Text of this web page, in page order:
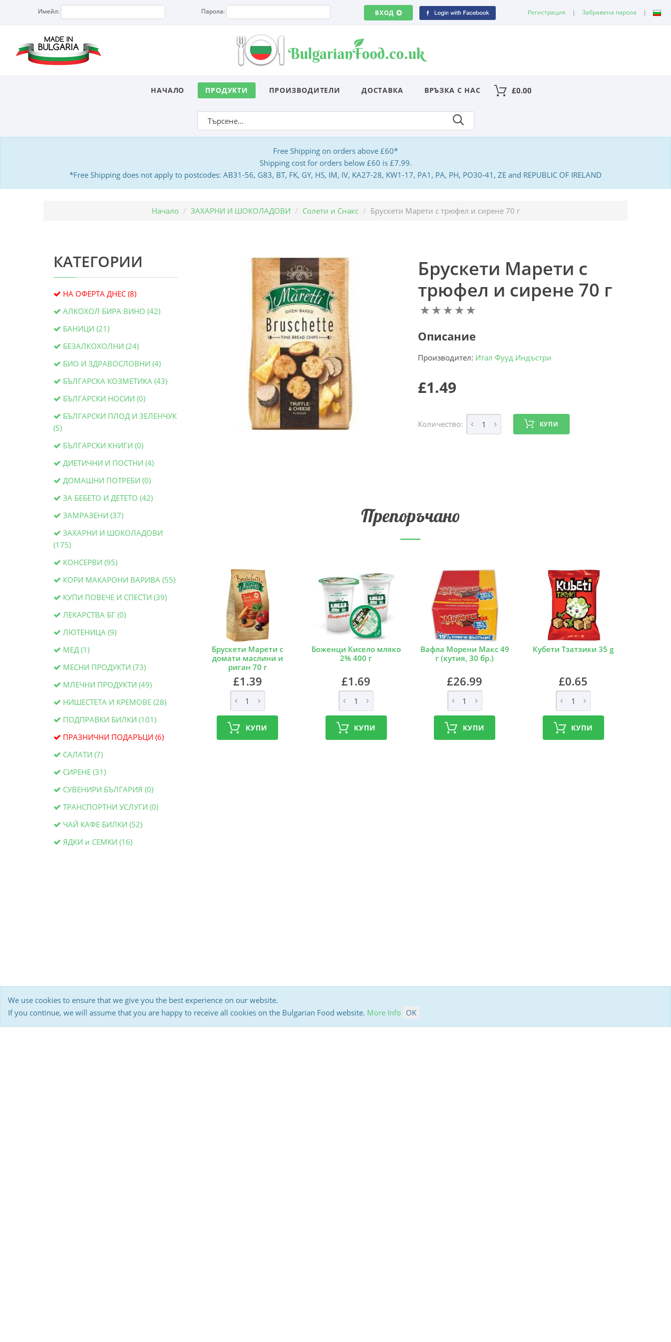
Имейл: Парола: ВХОД Регистрация | Забравена парола |
НАЧАЛО ПРОДУКТИ ПРОИЗВОДИТЕЛИ ДОСТАВКА ВРЪЗКА С НАС £0.00
Free Shipping on orders above £60*
Shipping cost for orders below £60 is £7.99.
*Free Shipping does not apply to postcodes: AB31-56, G83, BT, FK, GY, HS, IM, IV, KA27-28, KW1-17, PA1, PA, PH, PO30-41, ZE and REPUBLIC OF IRELAND
Начало ЗАХАРНИ И ШОКОЛАДОВИ Солети и Снакс Брускети Марети с трюфел и сирене 70 г
КАТЕГОРИИ
НА ОФЕРТА ДНЕС (8)
АЛКОХОЛ БИРА ВИНО (42)
БАНИЦИ (21)
БЕЗАЛКОХОЛНИ (24)
БИО И ЗДРАВОСЛОВНИ (4)
БЪЛГАРСКА КОЗМЕТИКА (43)
БЪЛГАРСКИ НОСИИ (0)
БЪЛГАРСКИ ПЛОД И ЗЕЛЕНЧУК
(5)
БЪЛГАРСКИ КНИГИ (0)
ДИЕТИЧНИ И ПОСТНИ (4)
ДОМАШНИ ПОТРЕБИ (0)
ЗА БЕБЕТО И ДЕТЕТО (42)
ЗАМРАЗЕНИ (37)
ЗАХАРНИ И ШОКОЛАДОВИ
(175)
КОНСЕРВИ (95)
КОРИ МАКАРОНИ ВАРИВА (55)
КУПИ ПОВЕЧЕ И СПЕСТИ (39)
ЛЕКАРСТВА БГ (0)
ЛЮТЕНИЦА (9)
МЕД (1)
МЕСНИ ПРОДУКТИ (73)
МЛЕЧНИ ПРОДУКТИ (49)
НИШЕСТЕТА И КРЕМОВЕ (28)
ПОДПРАВКИ БИЛКИ (101)
ПРАЗНИЧНИ ПОДАРЪЦИ (6)
САЛАТИ (7)
СИРЕНЕ (31)
СУВЕНИРИ БЪЛГАРИЯ (0)
ТРАНСПОРТНИ УСЛУГИ (0)
ЧАЙ КАФЕ БИЛКИ (52)
ЯДКИ и СЕМКИ (16)
Брускети Марети с
трюфел и сирене 70 г
Описание
Производител: Итал Фууд Индъстри
£1.49
Количество: КУПИ
Препоръчано
Брускети Марети с
домати маслини и
риган 70 г
£1.39
КУПИ
Боженци Кисело мляко
2% 400 г
£1.69
КУПИ
Вафла Морени Макс 49
г (кутия, 30 бр.)
£26.99
КУПИ
Кубети Тзатзики 35 g
£0.65
КУПИ
We use cookies to ensure that we give you the best experience on our website.
If you continue, we will assume that you are happy to receive all cookies on the Bulgarian Food website. More Info OK